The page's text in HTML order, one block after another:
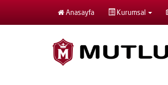
Anasayfa Kurumsal